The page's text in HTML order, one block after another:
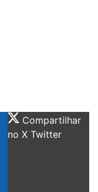
Compartilhar
no X Twitter